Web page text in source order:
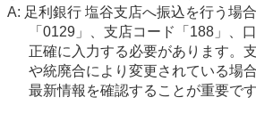
足利銀行 塩谷支店へ振込を行う場
「0129」、支店コード「188」、
正確に入力する必要があります。
や統廃合により変更されている場
最新情報を確認することが重要です